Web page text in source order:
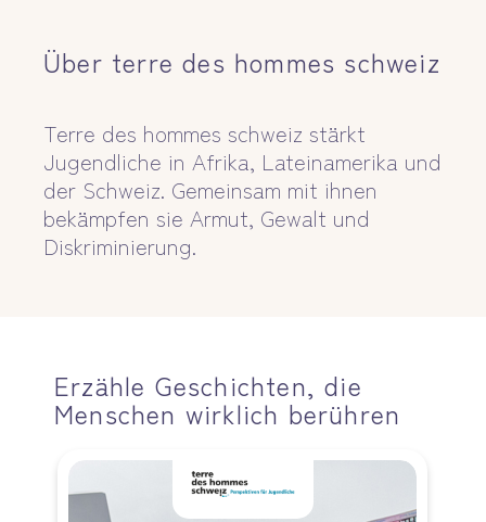
Über terre des hommes schweiz
Terre des hommes schweiz stärkt
Jugendliche in Afrika, Lateinamerika und
der Schweiz. Gemeinsam mit ihnen
bekämpfen sie Armut, Gewalt und
Diskriminierung.
Erzähle Geschichten, die
Menschen wirklich berühren